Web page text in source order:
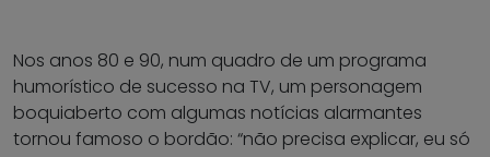
Nos anos 80 e 90, num quadro de um programa
humorístico de sucesso na TV, um personagem
boquiaberto com algumas notícias alarmantes
tornou famoso o bordão: “não precisa explicar, eu só